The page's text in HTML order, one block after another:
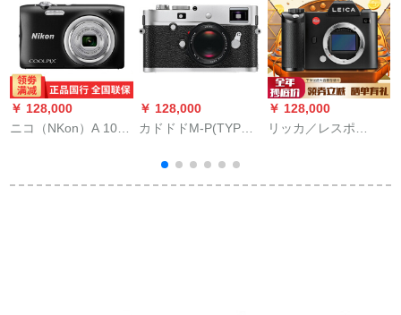
￥ 128,000
ニコ（NKon）A 100
時間）黒の公式マク
￥ 128,000
カドドドM-P(TYP
タルメラのレガシバ
本体+18/3.8レンズ
￥ 128,000
リッカ／レスポ
SL 24-90セストカー